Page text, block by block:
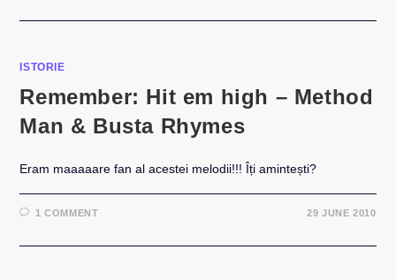
ISTORIE
Remember: Hit em high – Method
Man & Busta Rhymes
Eram maaaaare fan al acestei melodii!!! Îți amintești?
1 COMMENT 29 JUNE 2010